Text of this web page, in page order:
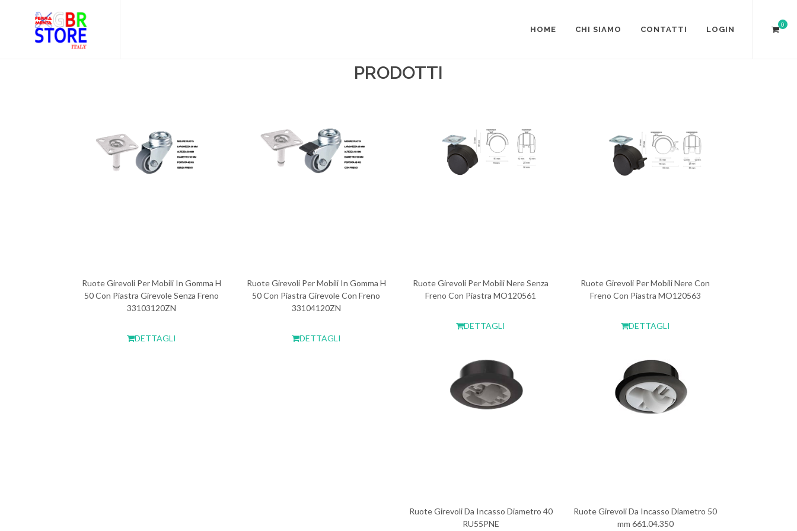
HOME CHI SIAMO CONTATTI LOGIN
0
PRODOTTI
Ruote Girevoli Per Mobili In Gomma H
50 Con Piastra Girevole Senza Freno
33103120ZN
DETTAGLI
Ruote Girevoli Per Mobili In Gomma H
50 Con Piastra Girevole Con Freno
33104120ZN
DETTAGLI
Ruote Girevoli Per Mobili Nere Senza
Freno Con Piastra MO120561
DETTAGLI
Ruote Girevoli Per Mobili Nere Con
Freno Con Piastra MO120563
DETTAGLI
Ruote Girevoli Da Incasso Diametro 40
RU55PNE
Ruote Girevoli Da Incasso Diametro 50
mm 661.04.350